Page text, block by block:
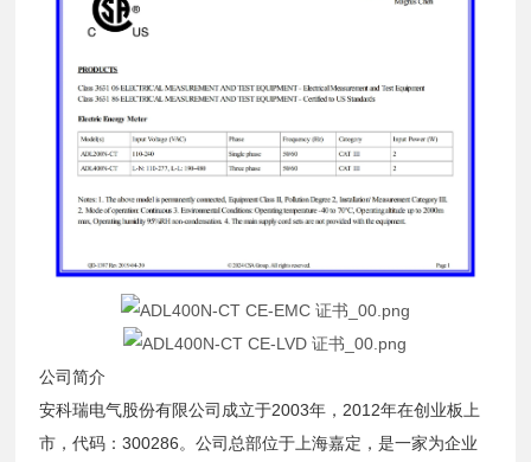
公司简介
安科瑞电气股份有限公司成立于2003年，2012年在创业板上
市，代码：300286。公司总部位于上海嘉定，是一家为企业